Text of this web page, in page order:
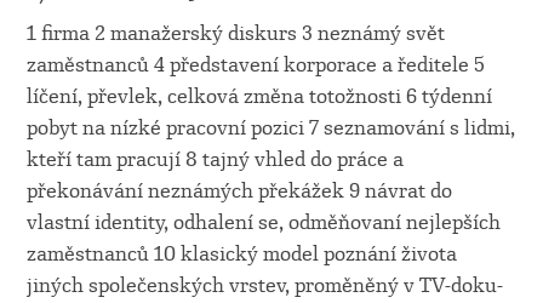
1 firma 2 manažerský diskurs 3 neznámý svět
zaměstnanců 4 představení korporace a ředitele 5
líčení, převlek, celková změna totožnosti 6 týdenní
pobyt na nízké pracovní pozici 7 seznamování s lidmi,
kteří tam pracují 8 tajný vhled do práce a
překonávání neznámých překážek 9 návrat do
vlastní identity, odhalení se, odměňovaní nejlepších
zaměstnanců 10 klasický model poznání života
jiných společenských vrstev, proměněný v TV-doku-